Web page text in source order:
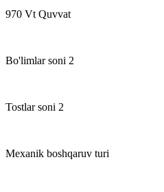
970 Vt Quvvat
Bo'limlar soni 2
Tostlar soni 2
Mexanik boshqaruv turi